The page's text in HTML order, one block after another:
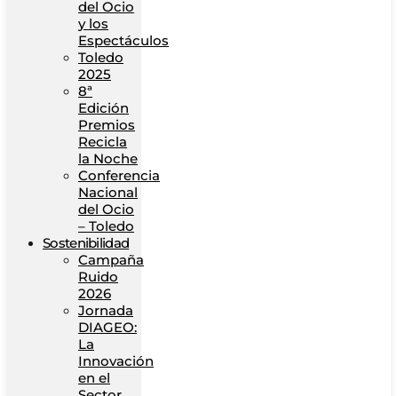
del Ocio
y los
Espectáculos
Toledo
2025
8ª
Edición
Premios
Recicla
la Noche
Conferencia
Nacional
del Ocio
– Toledo
Sostenibilidad
Campaña
Ruido
2026
Jornada
DIAGEO:
La
Innovación
en el